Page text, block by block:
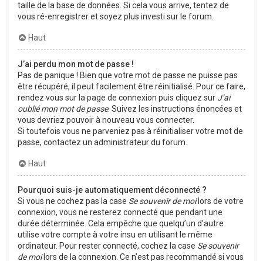
taille de la base de données. Si cela vous arrive, tentez de
vous ré-enregistrer et soyez plus investi sur le forum.
Haut
J’ai perdu mon mot de passe !
Pas de panique ! Bien que votre mot de passe ne puisse pas
être récupéré, il peut facilement être réinitialisé. Pour ce faire,
rendez vous sur la page de connexion puis cliquez sur J’ai
oublié mon mot de passe. Suivez les instructions énoncées et
vous devriez pouvoir à nouveau vous connecter.
Si toutefois vous ne parveniez pas à réinitialiser votre mot de
passe, contactez un administrateur du forum.
Haut
Pourquoi suis-je automatiquement déconnecté ?
Si vous ne cochez pas la case Se souvenir de moilors de votre
connexion, vous ne resterez connecté que pendant une
durée déterminée. Cela empêche que quelqu’un d’autre
utilise votre compte à votre insu en utilisant le même
ordinateur. Pour rester connecté, cochez la case Se souvenir
de moilors de la connexion. Ce n’est pas recommandé si vous